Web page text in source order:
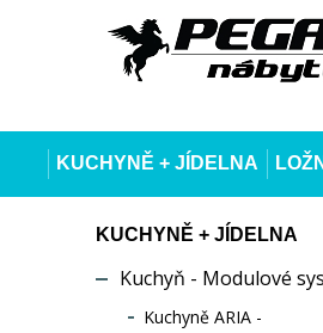
KUCHYNĚ + JÍDELNA
KUCHYNĚ + JÍDELNA
Kuchyň - Modulové
Kuchyně ARIA -